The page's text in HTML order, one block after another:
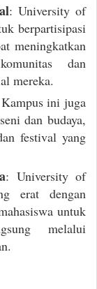
: University of
berpartisipasi
meningkatkan
dan
mereka.
ini juga
dan budaya,
festival yang
: University of
erat dengan
untuk
melalui